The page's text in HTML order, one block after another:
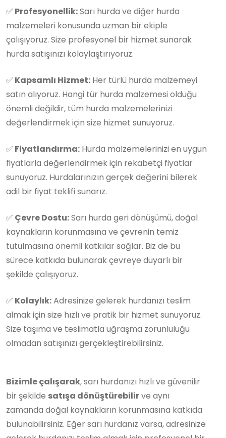
✅ Profesyonellik:Sarı hurda ve diğer hurda
malzemeleri konusunda uzman bir ekiple
çalışıyoruz. Size profesyonel bir hizmet sunarak
hurda satışınızı kolaylaştırıyoruz.
✅ Kapsamlı Hizmet: Her türlü hurda malzemeyi
satın alıyoruz. Hangi tür hurda malzemesi olduğu
önemli değildir, tüm hurda malzemelerinizi
değerlendirmek için size hizmet sunuyoruz.
✅ Fiyatlandırma: Hurda malzemelerinizi en uygun
fiyatlarla değerlendirmek için rekabetçi fiyatlar
sunuyoruz. Hurdalarınızın gerçek değerini bilerek
adil bir fiyat teklifi sunarız.
✅ Çevre Dostu:Sarı hurda geri dönüşümü, doğal
kaynakların korunmasına ve çevrenin temiz
tutulmasına önemli katkılar sağlar. Biz de bu
sürece katkıda bulunarak çevreye duyarlı bir
şekilde çalışıyoruz.
✅ Kolaylık:Adresinize gelerek hurdanızı teslim
almak için size hızlı ve pratik bir hizmet sunuyoruz.
Size taşıma ve teslimatla uğraşma zorunluluğu
olmadan satışınızı gerçekleştirebilirsiniz.
Bizimle çalışarak, sarı hurdanızı hızlı ve güvenilir
bir şekilde satışa dönüştürebilirve aynı
zamanda doğal kaynakların korunmasına katkıda
bulunabilirsiniz. Eğer sarı hurdanız varsa, adresinize